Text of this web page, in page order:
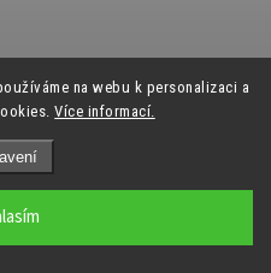
na webu k personalizaci a
Více informací.